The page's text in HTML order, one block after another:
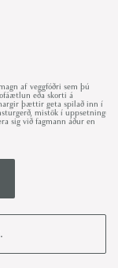
af veggfóðri sem þú
eða skorti á
þættir geta spilað inn í
mistök í uppsetningu
sig við fagmann áður en